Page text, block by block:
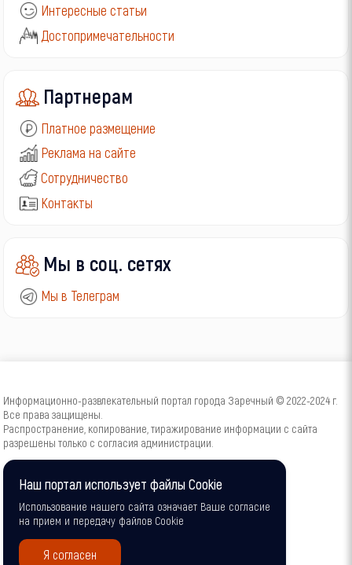
Интересные статьи
Достопримечательности
Партнерам
Платное размещение
Реклама на сайте
Сотрудничество
Контакты
Мы в соц. сетях
Мы в Телеграм
Информационно-развлекательный портал города Заречный © 2022-2024 г.
Все права защищены.
Распространение, копирование, тиражирование информации с сайта
разрешены только с согласия администрации.
16+Наш портал использует файлы Cookie
Использование нашего сайта означает Ваше согласие
на прием и передачу файлов Cookie
Я согласен